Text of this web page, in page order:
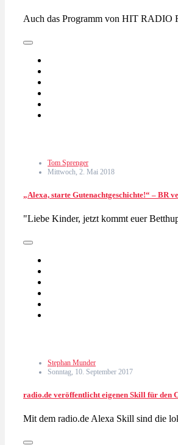
Auch das Programm von HIT RADIO
Tom Sprenger
Mittwoch, 2. Mai 2018
„Alexa, starte Gutenachtgeschichte!“ – BR
"Liebe Kinder, jetzt kommt euer
Stephan Munder
Sonntag, 10. September 2017
radio.de veröffentlicht eigenen Skill für den
Mit dem radio.de Alexa Skill sind die